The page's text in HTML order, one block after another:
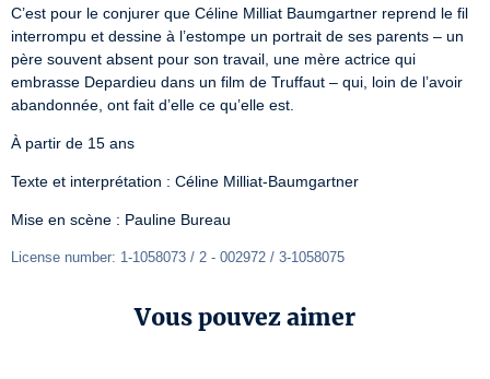
C’est pour le conjurer que Céline Milliat Baumgartner reprend le fil
interrompu et dessine à l’estompe un portrait de ses parents – un
père souvent absent pour son travail, une mère actrice qui
embrasse Depardieu dans un film de Truffaut – qui, loin de l’avoir
abandonnée, ont fait d’elle ce qu’elle est.
À partir de 15 ans
Texte et interprétation : Céline Milliat-Baumgartner
Mise en scène : Pauline Bureau
License number: 1-1058073 / 2 - 002972 / 3-1058075
Vous pouvez aimer